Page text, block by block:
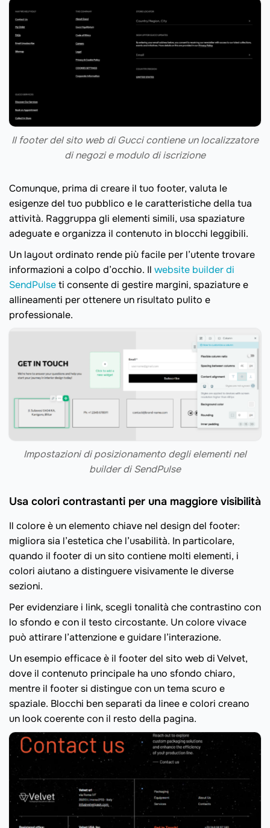
Il footer del sito web di Gucci contiene un localizzatore
di negozi e modulo di iscrizione
Comunque, prima di creare il tuo footer, valuta le
esigenze del tuo pubblico e le caratteristiche della tua
attività. Raggruppa gli elementi simili, usa spaziature
adeguate e organizza il contenuto in blocchi leggibili.
Un layout ordinato rende più facile per l’utente trovare
informazioni a colpo d’occhio. Il website builder di
SendPulseti consente di gestire margini, spaziature e
allineamenti per ottenere un risultato pulito e
professionale.
Impostazioni di posizionamento degli elementi nel
builder di SendPulse
Usa colori contrastanti per una maggiore visibilità
Il colore è un elemento chiave nel design del footer:
migliora sia l’estetica che l’usabilità. In particolare,
quando il footer di un sito contiene molti elementi, i
colori aiutano a distinguere visivamente le diverse
sezioni.
Per evidenziare i link, scegli tonalità che contrastino con
lo sfondo e con il testo circostante. Un colore vivace
può attirare l’attenzione e guidare l’interazione.
Un esempio efficace è il footer del sito web di Velvet,
dove il contenuto principale ha uno sfondo chiaro,
mentre il footer si distingue con un tema scuro e
spaziale. Blocchi ben separati da linee e colori creano
un look coerente con il resto della pagina.